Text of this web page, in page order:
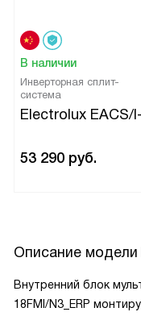
В наличии
Инверторная сплит-
система
Electrolux EACS/
53 290 руб.
Описание модели
Внутренний блок
18FMI/N3_ERP